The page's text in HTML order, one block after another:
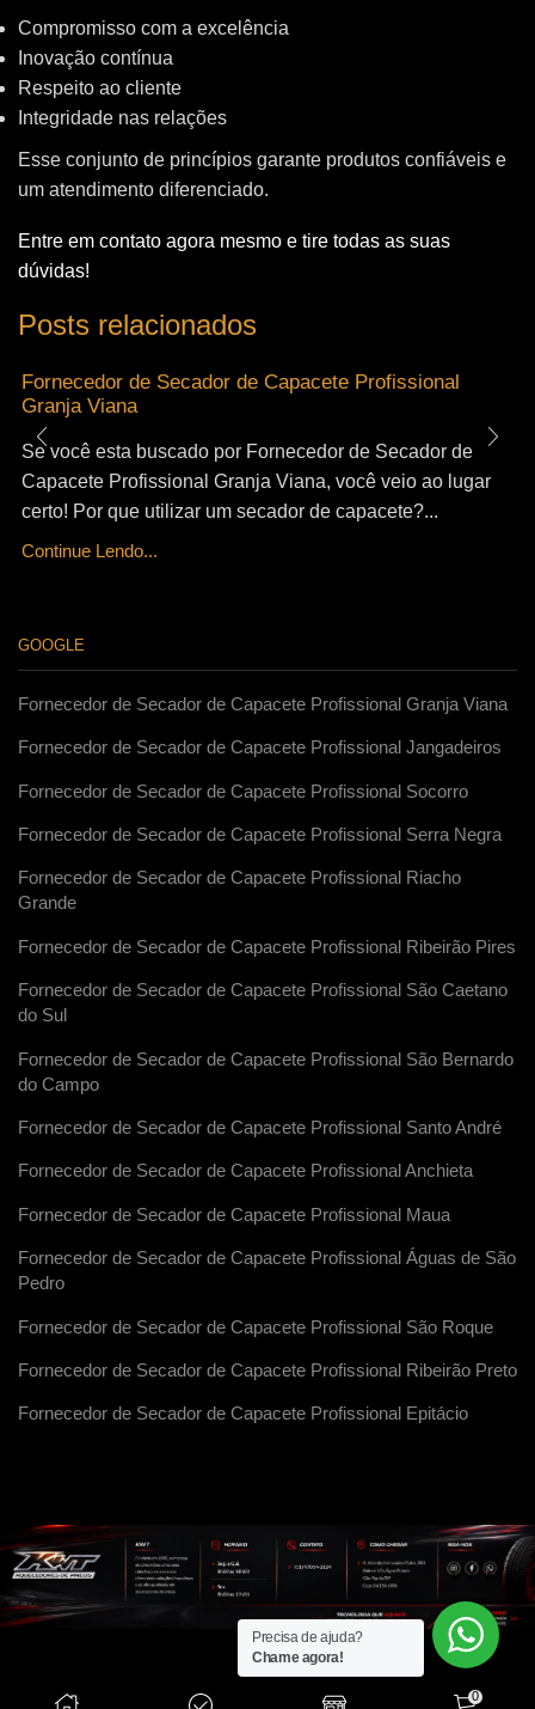
Compromisso com a excelência
Inovação contínua
Respeito ao cliente
Integridade nas relações
Esse conjunto de princípios garante produtos confiáveis e
um atendimento diferenciado.
Entre em contato agora mesmo e tire todas as suas
dúvidas!
Posts relacionados
Fornecedor de Secador de Capacete Profissional
Granja Viana
Se você esta buscado por Fornecedor de Secador de
Capacete Profissional Granja Viana, você veio ao lugar
certo! Por que utilizar um secador de capacete?...
Continue Lendo...
GOOGLE
Fornecedor de Secador de Capacete Profissional Granja Viana
Fornecedor de Secador de Capacete Profissional Jangadeiros
Fornecedor de Secador de Capacete Profissional Socorro
Fornecedor de Secador de Capacete Profissional Serra Negra
Fornecedor de Secador de Capacete Profissional Riacho
Grande
Fornecedor de Secador de Capacete Profissional Ribeirão Pires
Fornecedor de Secador de Capacete Profissional São Caetano
do Sul
Fornecedor de Secador de Capacete Profissional São Bernardo
do Campo
Fornecedor de Secador de Capacete Profissional Santo André
Fornecedor de Secador de Capacete Profissional Anchieta
Fornecedor de Secador de Capacete Profissional Maua
Fornecedor de Secador de Capacete Profissional Águas de São
Pedro
Fornecedor de Secador de Capacete Profissional São Roque
Fornecedor de Secador de Capacete Profissional Ribeirão Preto
Fornecedor de Secador de Capacete Profissional Epitácio
0
Precisa de ajuda?
Chame agora!